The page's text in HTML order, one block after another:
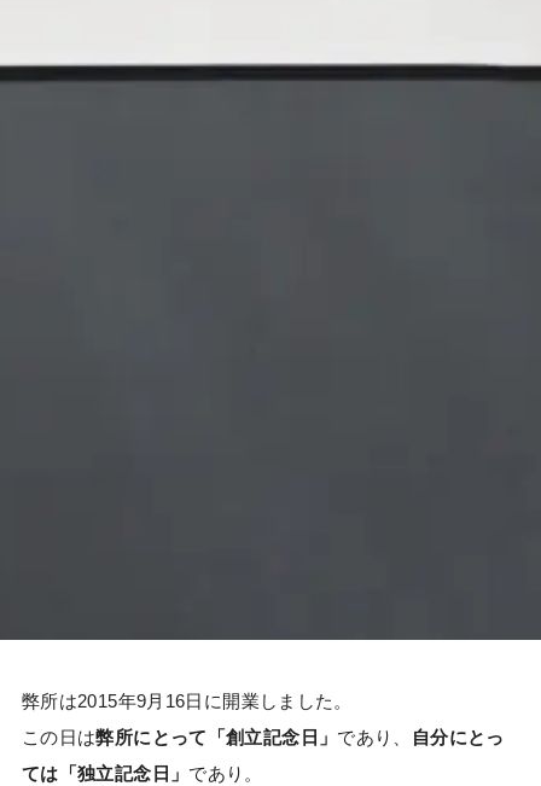
弊所は2015年9月16日に開業しました。
この日は弊所にとって「創立記念日」 であり、
自分にとっ
ては「独立記念日」 であり。